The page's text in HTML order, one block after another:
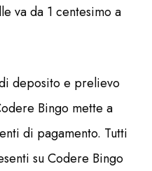
va da 1 centesimo a
deposito e prelievo
Bingo mette a
di pagamento. Tutti
su Codere Bingo